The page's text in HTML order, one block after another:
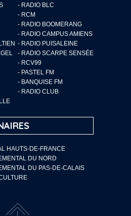
- RADIO BLC
- RCM
- RADIO BOOMERANG
- RADIO CAMPUS AMIENS
- RADIO PUISALEINE
- RADIO SCARPE SENSÉE
- RCV99
- PASTEL FM
- BANQUISE FM
- RADIO CLUB
HAUTS-DE-FRANCE
DU NORD
DU PAS-DE-CALAIS